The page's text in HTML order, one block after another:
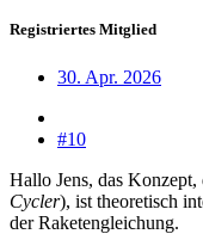
Registriertes Mitglied
30. Apr. 2026
#10
Hallo Jens, das Konzept,
Cycler), ist theoretisch
der Raketengleichung.